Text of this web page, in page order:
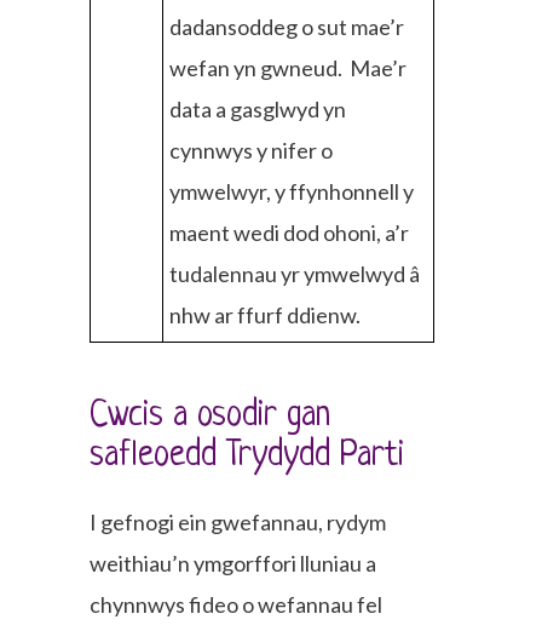
dadansoddeg o sut mae’r
wefan yn gwneud. Mae’r
data a gasglwyd yn
cynnwys y nifer o
ymwelwyr, y ffynhonnell y
maent wedi dod ohoni, a’r
tudalennau yr ymwelwyd â
nhw ar ffurf ddienw.
Cwcis a osodir gan
safleoedd Trydydd Parti
I gefnogi ein gwefannau, rydym
weithiau’n ymgorffori lluniau a
chynnwys fideo o wefannau fel